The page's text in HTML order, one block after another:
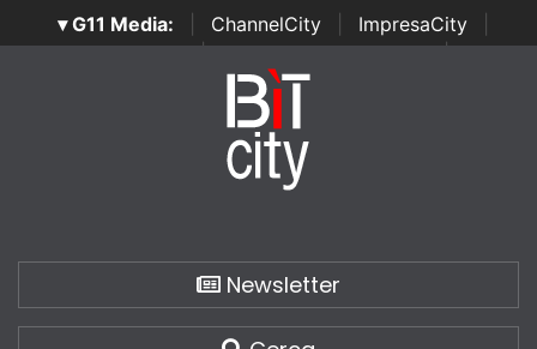
▾ G11 Media: ChannelCity ImpresaCity
SecurityOpenLab | Italian Channel Awards | Italian
Italian Security Awards
Newsletter